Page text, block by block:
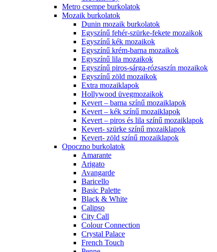
Metro csempe burkolatok
Mozaik burkolatok
Dunin mozaik burkolatok
Egyszínű fehér-szürke-fekete mozaikok
Egyszínű kék mozaikok
Egyszínű krém-barna mozaikok
Egyszínű lila mozaikok
Egyszínű piros-sárga-rózsaszín mozaikok
Egyszínű zöld mozaikok
Extra mozaiklapok
Hollywood üvegmozaikok
Kevert – barna színű mozaiklapok
Kevert – kék színű mozaiklapok
Kevert – piros és lila színű mozaiklapok
Kevert- szürke színű mozaiklapok
Kevert- zöld színű mozaiklapok
Opoczno burkolatok
Amarante
Arigato
Avangarde
Baricello
Basic Palette
Black & White
Calipso
City Call
Colour Connection
Crystal Palace
French Touch